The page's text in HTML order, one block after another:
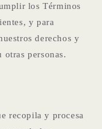
los Términos
y para
derechos y
otras personas.
recopila y procesa